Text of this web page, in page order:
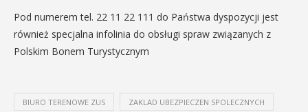
Pod numerem tel. 22 11 22 111 do Państwa dyspozycji jest
również specjalna infolinia do obsługi spraw związanych z
Polskim Bonem Turystycznym
BIURO TERENOWE ZUS ZAKLAD UBEZPIECZEN SPOLECZNYCH